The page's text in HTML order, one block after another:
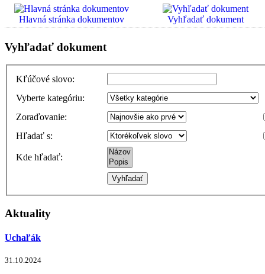
Hlavná stránka dokumentov Vyhľadať dokument
Vyhľadať dokument
Kľúčové slovo:
Vyberte kategóriu:
Zoraďovanie:
Hľadať s:
Kde hľadať:
Aktuality
Uchaľák
31.10.2024